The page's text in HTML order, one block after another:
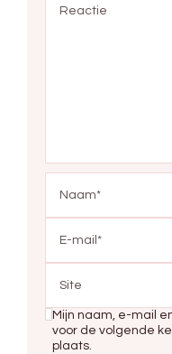
Mijn naam, e-mail
voor de volgende
plaats.